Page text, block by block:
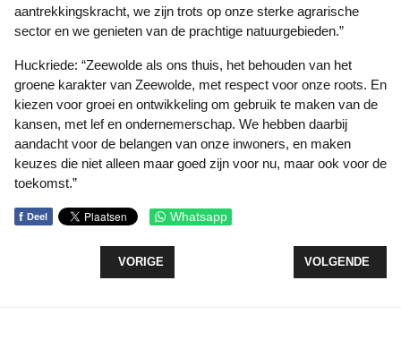
aantrekkingskracht, we zijn trots op onze sterke agrarische
sector en we genieten van de prachtige natuurgebieden.”
Huckriede: “Zeewolde als ons thuis, het behouden van het
groene karakter van Zeewolde, met respect voor onze roots. En
kiezen voor groei en ontwikkeling om gebruik te maken van de
kansen, met lef en ondernemerschap. We hebben daarbij
aandacht voor de belangen van onze inwoners, en maken
keuzes die niet alleen maar goed zijn voor nu, maar ook voor de
toekomst.”
f Deel Whatsapp
VORIG ARTIKEL: MOGELIJKHEID TOT STELLEN
VORIGE VOLGENDE
VOLGENDE